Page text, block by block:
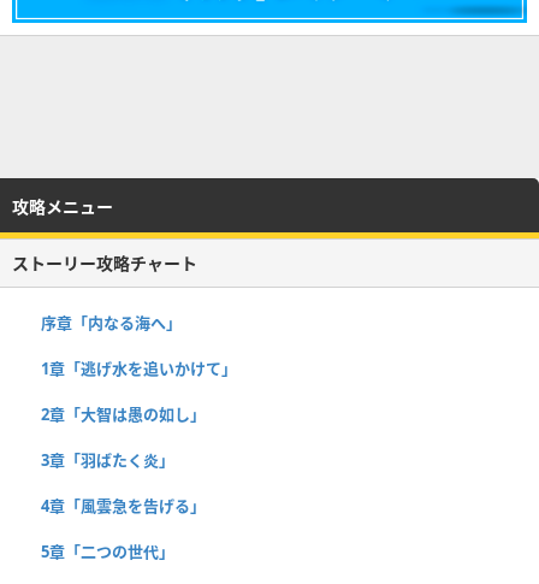
攻略メニュー
ストーリー攻略チャート
序章「内なる海へ」
1章「逃げ水を追いかけて」
2章「大智は愚の如し」
3章「羽ばたく炎」
4章「風雲急を告げる」
5章「二つの世代」